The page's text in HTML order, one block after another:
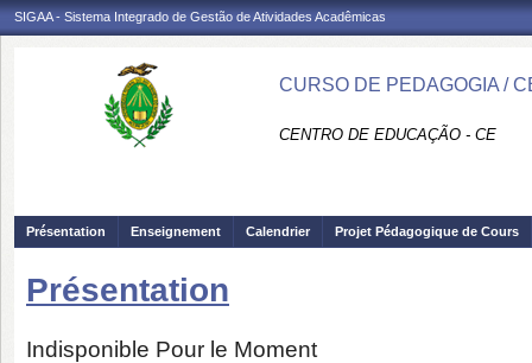
SIGAA - Sistema Integrado de Gestão de Atividades Acadêmicas
CURSO DE PEDAGOGIA /
CENTRO DE EDUCAÇÃO - CE
Présentation Enseignement Calendrier Projet Pédagogique de Cours
Présentation
Indisponible Pour le Moment